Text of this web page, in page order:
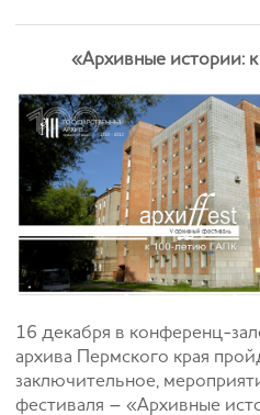
«Архивные истории:
16 декабря в конференц-
архива Пермского края
заключительное,
фестиваля – «Архивные